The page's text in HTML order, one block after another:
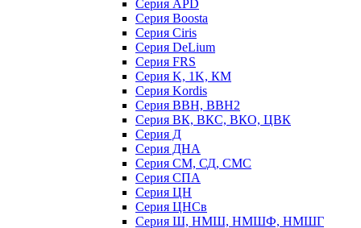
Серия APD
Серия Boosta
Серия Ciris
Серия DeLium
Серия FRS
Серия K, 1K, КМ
Серия Kordis
Серия ВВН, ВВН2
Серия ВК, ВКС, ВКО, ЦВК
Серия Д
Серия ДНА
Серия СМ, СД, СМС
Серия СПА
Серия ЦН
Серия ЦНСв
Серия Ш, НМШ, НМШФ, НМШГ